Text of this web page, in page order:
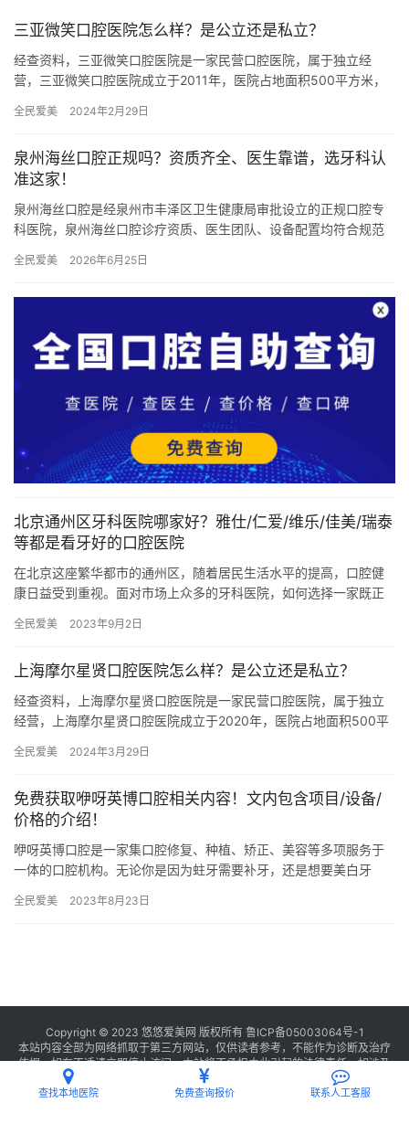
三亚微笑口腔医院怎么样？是公立还是私立？
经查资料，三亚微笑口腔医院是一家民营口腔医院，属于独立经
营，三亚微笑口腔医院成立于2011年，医院占地面积500平方米，
全民爱美 2024年2月29日
泉州海丝口腔正规吗？资质齐全、医生靠谱，选牙科认
准这家！
泉州海丝口腔是经泉州市丰泽区卫生健康局审批设立的正规口腔专
科医院，泉州海丝口腔诊疗资质、医生团队、设备配置均符合规范
州…
全民爱美 2026年6月25日
北京通州区牙科医院哪家好？雅仕/仁爱/维乐/佳美/瑞泰
等都是看牙好的口腔医院
在北京这座繁华都市的通州区，随着居民生活水平的提高，口腔健
康日益受到重视。面对市场上众多的牙科医院，如何选择一家既正
探讨一…
全民爱美 2023年9月2日
上海摩尔星贤口腔医院怎么样？是公立还是私立？
经查资料，上海摩尔星贤口腔医院是一家民营口腔医院，属于独立
经营，上海摩尔星贤口腔医院成立于2020年，医院占地面积500平
全民爱美 2024年3月29日
免费获取咿呀英博口腔相关内容！文内包含项目/设备/
价格的介绍！
咿呀英博口腔是一家集口腔修复、种植、矫正、美容等多项服务于
一体的口腔机构。无论你是因为蛀牙需要补牙，还是想要美白牙
案。 一…
全民爱美 2023年8月23日
Copyright © 2023 悠悠爱美网 版权所有 鲁ICP备05003064号-1
本站内容全部为网络抓取于第三方网站，仅供读者参考，不能作为诊断及治疗
依据，如有不适请立即停止访问，本站将不承担由此引起的法律责任。如涉及
联系我们
查找本地医院 免费查询报价 联系人工客服